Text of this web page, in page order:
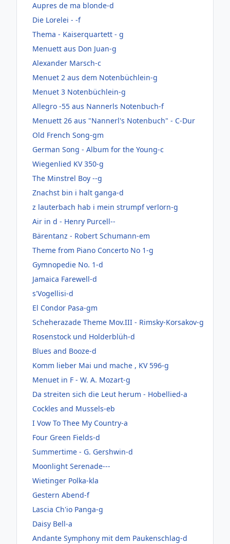
Aupres de ma blonde-d
Die Lorelei - -f
Thema - Kaiserquartett - g
Menuett aus Don Juan-g
Alexander Marsch-c
Menuet 2 aus dem Notenbüchlein-g
Menuet 3 Notenbüchlein-g
Allegro -55 aus Nannerls Notenbuch-f
Menuett 26 aus "Nannerl's Notenbuch" - C-Dur
Old French Song-gm
German Song - Album for the Young-c
Wiegenlied KV 350-g
The Minstrel Boy --g
Znachst bin i halt ganga-d
z lauterbach hab i mein strumpf verlorn-g
Air in d - Henry Purcell--
Bärentanz - Robert Schumann-em
Theme from Piano Concerto No 1-g
Gymnopedie No. 1-d
Jamaica Farewell-d
s'Vogellisi-d
El Condor Pasa-gm
Scheherazade Theme Mov.III - Rimsky-Korsakov-g
Rosenstock und Holderblüh-d
Blues and Booze-d
Komm lieber Mai und mache , KV 596-g
Menuet in F - W. A. Mozart-g
Da streiten sich die Leut herum - Hobellied-a
Cockles and Mussels-eb
I Vow To Thee My Country-a
Four Green Fields-d
Summertime - G. Gershwin-d
Moonlight Serenade---
Wietinger Polka-kla
Gestern Abend-f
Lascia Ch'io Panga-g
Daisy Bell-a
Andante Symphony mit dem Paukenschlag-d